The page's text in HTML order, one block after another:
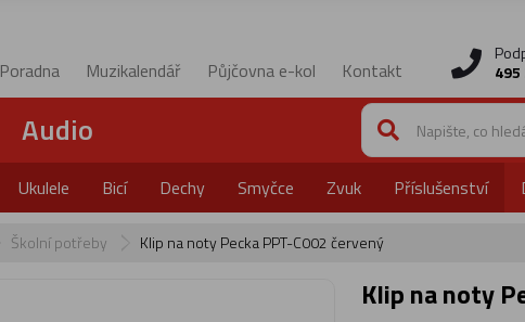
Poradna Muzikalendář Půjčovna e-kol Kontakt
495
Audio
Ukulele Bicí Dechy Smyčce Zvuk Příslušenství
Školní potřeby Klip na noty Pecka PPT-C002 červený
Klip na noty